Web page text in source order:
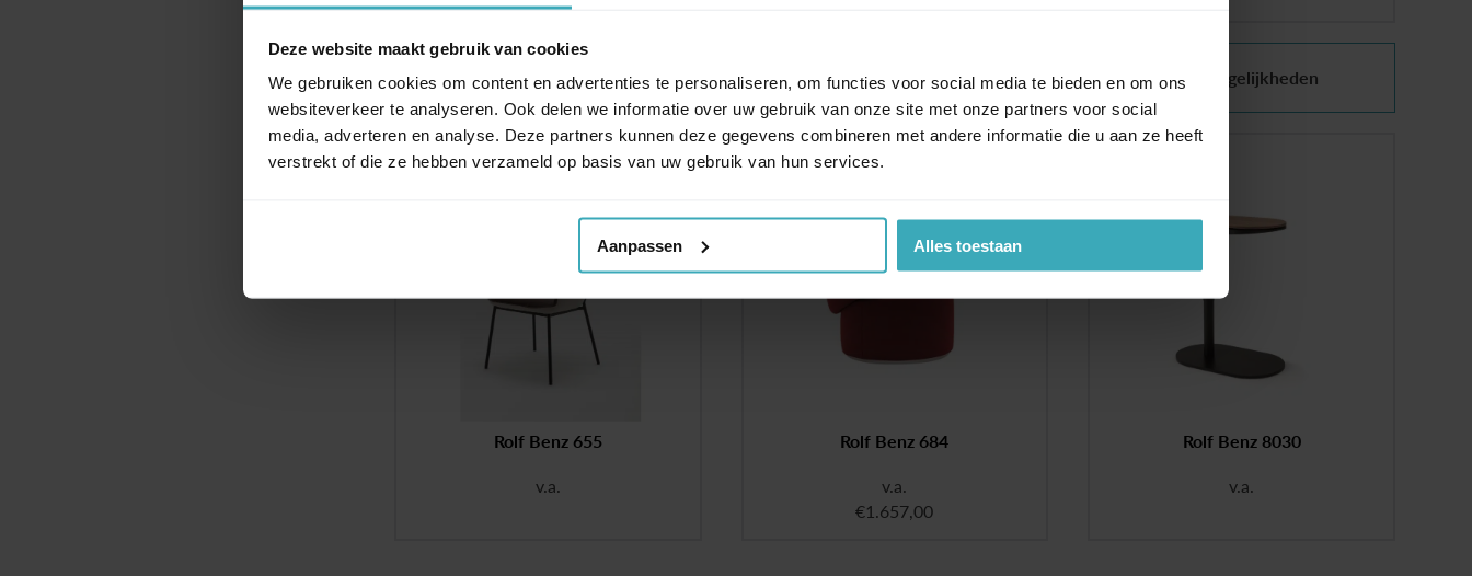
Deze website maakt gebruik van cookies
We gebruiken cookies om content en advertenties te personaliseren, om functies voor social media te bieden en om ons
websiteverkeer te analyseren. Ook delen we informatie over uw gebruik van onze site met onze partners voor social
media, adverteren en analyse. Deze partners kunnen deze gegevens combineren met andere informatie die u aan ze heeft
verstrekt of die ze hebben verzameld op basis van uw gebruik van hun services.
Aanpassen Alles toestaan
Unieke design meubels Eerlijk en persoonlijk advies Oneindig veel mogelijkheden
Rolf Benz 655
v.a.
Rolf Benz 684
v.a.
€1.657,00
Rolf Benz 8030
v.a.